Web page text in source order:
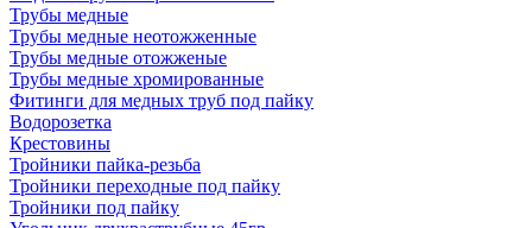
Трубы медные
Трубы медные неотожженные
Трубы медные отожженые
Трубы медные хромированные
Фитинги для медных труб под пайку
Водорозетка
Крестовины
Тройники пайка-резьба
Тройники переходные под пайку
Тройники под пайку